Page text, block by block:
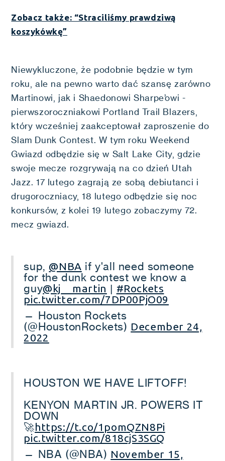
Zobacz także: “Straciliśmy prawdziwą
koszykówkę”
Niewykluczone, że podobnie będzie w tym
roku, ale na pewno warto dać szansę zarówno
Martinowi, jak i Shaedonowi Sharpe’owi -
pierwszoroczniakowi Portland Trail Blazers,
który wcześniej zaakceptował zaproszenie do
Slam Dunk Contest. W tym roku Weekend
Gwiazd odbędzie się w Salt Lake City, gdzie
swoje mecze rozgrywają na co dzień Utah
Jazz. 17 lutego zagrają ze sobą debiutanci i
drugoroczniacy, 18 lutego odbędzie się noc
konkursów, z kolei 19 lutego zobaczymy 72.
mecz gwiazd.
sup, @NBA if y'all need someone
for the dunk contest we know a
guy@kj__martin | #Rockets
pic.twitter.com/7DP00PjO09
— Houston Rockets
(@HoustonRockets) December 24,
2022
HOUSTON WE HAVE LIFTOFF!
KENYON MARTIN JR. POWERS IT
DOWN
🚀https://t.co/1pomQZN8Pi
pic.twitter.com/818cjS3SGQ
— NBA (@NBA) November 15,